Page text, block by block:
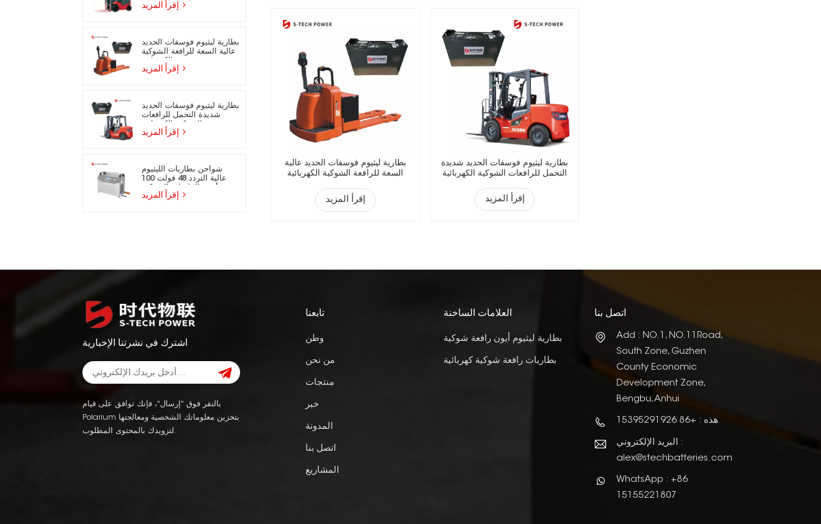
بطارية ليثيوم فوسفات الحديد
عالية السعة للرافعة الشوكية
بطارية ليثيوم فوسفات الحديد
شديدة التحمل للرافعات
شواحن بطاريات الليثيوم
عالية التردد 48 فولت 100
أمبير للرافعات الشوكية
بطارية ليثيوم فوسفات الحديد عالية
السعة للرافعة الشوكية الكهربائية
إقرأ المزيد
بطارية ليثيوم فوسفات الحديد شديدة
التحمل للرافعات الشوكية الكهربائية
إقرأ المزيد
اشترك في نشرتنا الإخبارية
بالنقر فوق "إرسال"، فإنك توافق على قيام
Polarium بتخزين معلوماتك الشخصية ومعالجتها
لتزويدك بالمحتوى المطلوب.
تابعنا
وطن
من نحن
منتجات
خبر
المدونة
اتصل بنا
المشاريع
العلامات الساخنة
بطارية ليثيوم أيون رافعة شوكية
بطاريات رافعة شوكية كهربائية
اتصل بنا
Add : NO.1, NO.11Road,
South Zone, Guzhen
County Economic
Development Zone,
Bengbu, Anhui
هذه : +86 15395291926
البريد الإلكتروني :
alex@stechbatteries.com
WhatsApp : +86
15155221807